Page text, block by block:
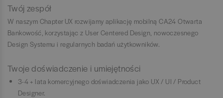
Twój zespół
W naszym Chapter UX rozwijamy aplikację mobilną CA24 Otwarta
Bankowość, korzystając z User Centered Design, nowoczesnego
Design Systemu i regularnych badań użytkowników.
Twoje doświadczenie i umiejętności
3-4 + lata komercyjnego doświadczenia jako UX / UI / Product
Designer.